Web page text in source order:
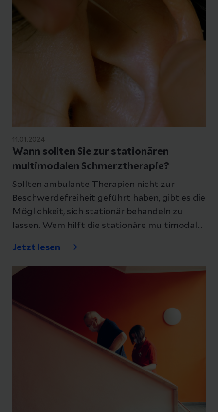
11.01.2024
Wann sollten Sie zur stationären
multimodalen Schmerztherapie?
Sollten ambulante Therapien nicht zur
Beschwerdefreiheit geführt haben, gibt es die
Möglichkeit, sich stationär behandeln zu
lassen. Wem hilft die stationäre multimodale
Jetzt lesen